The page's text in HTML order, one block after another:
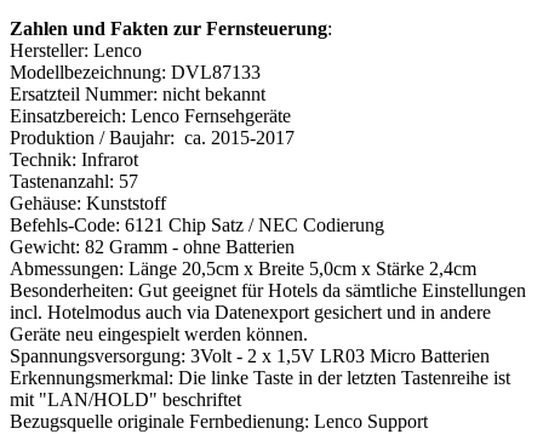
Zahlen und Fakten zur Fernsteuerung:
Hersteller: Lenco
Modellbezeichnung: DVL87133
Ersatzteil Nummer: nicht bekannt
Einsatzbereich: Lenco Fernsehgeräte
Produktion / Baujahr: ca. 2015-2017
Technik: Infrarot
Tastenanzahl: 57
Gehäuse: Kunststoff
Befehls-Code: 6121 Chip Satz / NEC Codierung
Gewicht: 82 Gramm - ohne Batterien
Abmessungen: Länge 20,5cm x Breite 5,0cm x Stärke 2,4cm
Besonderheiten: Gut geeignet für Hotels da sämtliche Einstellungen
incl. Hotelmodus auch via Datenexport gesichert und in andere
Geräte neu eingespielt werden können.
Spannungsversorgung: 3Volt - 2 x 1,5V LR03 Micro Batterien
Erkennungsmerkmal: Die linke Taste in der letzten Tastenreihe ist
mit "LAN/HOLD" beschriftet
Bezugsquelle originale Fernbedienung: Lenco Support